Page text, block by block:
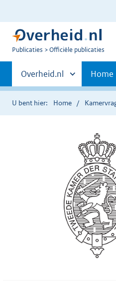
U
Publicaties Officiële publicaties
Primaire
navigatie
Andere
sites
binnen
Overheid.nl Home
U bent hier: Home